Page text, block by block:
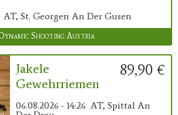
AT, St. Georgen An Der Gusen
Shooting Austria
89,90 €
Jakele
Gewehrriemen
06.08.2026 - 14:26 AT, Spittal An